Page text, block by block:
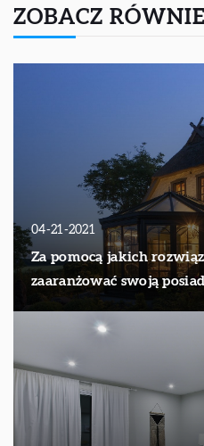
ZOBACZ
04-21-2021
Za pomocą jakich
zaaranżować swoją